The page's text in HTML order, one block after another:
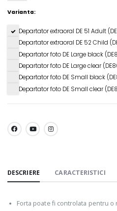
Varianta:
Departator extraoral DE 51 Adult
Departator extraoral DE 52 Child
Departator foto DE Large black
Departator foto DE Large clear
Departator foto DE Small black
Departator foto DE Small clear
SHARE:
DESCRIERE CARACTERISTICI
Forta poate fi controlata pentru o